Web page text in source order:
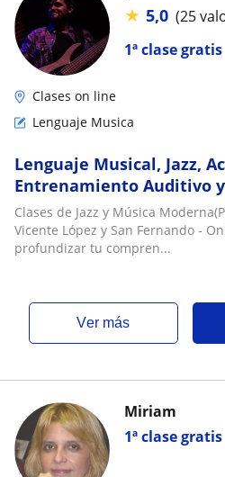
1ª clase gratis
★ 5,0 (25
Clases on line
Lenguaje Musica
Lenguaje Musical, Jazz,
Entrenamiento Auditivo
Clases de Jazz y Música
Vicente López y San Fernando -
profundizar tu compren...
ver más
1ª clase gratis
Miriam